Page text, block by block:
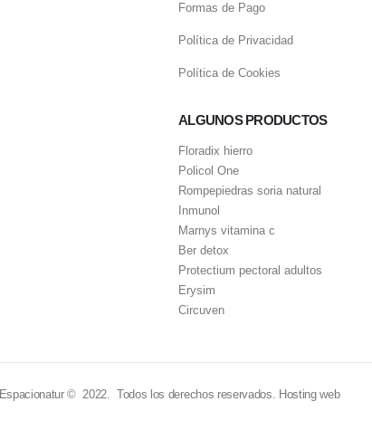
Formas de Pago
Política de Privacidad
Política de Cookies
ALGUNOS PRODUCTOS
Floradix hierro
Policol One
Rompepiedras soria natural
Inmunol
Marnys vitamina c
Ber detox
Protectium pectoral adultos
Erysim
Circuven
Espacionatur © 2022. Todos los derechos reservados. Hosting web